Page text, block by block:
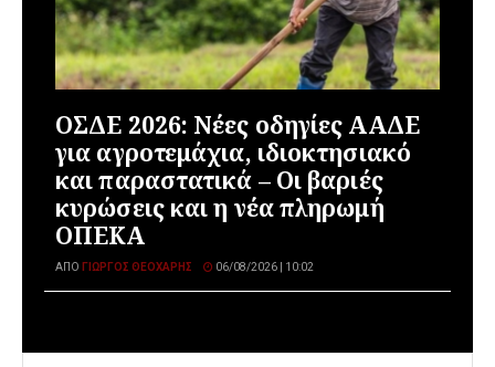
ΟΣΔΕ 2026: Νέες οδηγίες ΑΑΔΕ
για αγροτεμάχια, ιδιοκτησιακό
και παραστατικά – Οι βαριές
κυρώσεις και η νέα πληρωμή
ΟΠΕΚΑ
ΑΠΌ ΓΙΏΡΓΟΣ ΘΕΟΧΆΡΗΣ 06/08/2026 | 10:02